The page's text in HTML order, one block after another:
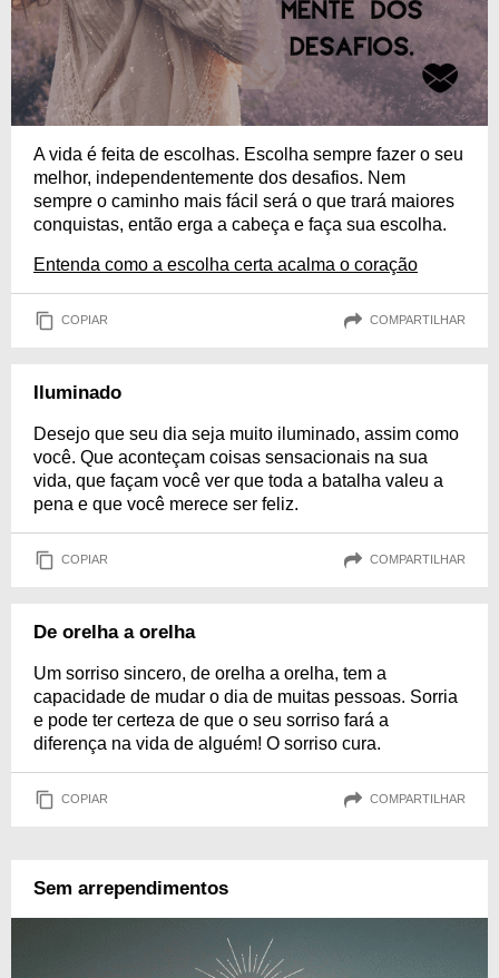
A vida é feita de escolhas. Escolha sempre fazer o seu
melhor, independentemente dos desafios. Nem
sempre o caminho mais fácil será o que trará maiores
conquistas, então erga a cabeça e faça sua escolha.
Entenda como a escolha certa acalma o coração
COPIAR COMPARTILHAR
Iluminado
Desejo que seu dia seja muito iluminado, assim como
você. Que aconteçam coisas sensacionais na sua
vida, que façam você ver que toda a batalha valeu a
pena e que você merece ser feliz.
COPIAR COMPARTILHAR
De orelha a orelha
Um sorriso sincero, de orelha a orelha, tem a
capacidade de mudar o dia de muitas pessoas. Sorria
e pode ter certeza de que o seu sorriso fará a
diferença na vida de alguém! O sorriso cura.
COPIAR COMPARTILHAR
Sem arrependimentos